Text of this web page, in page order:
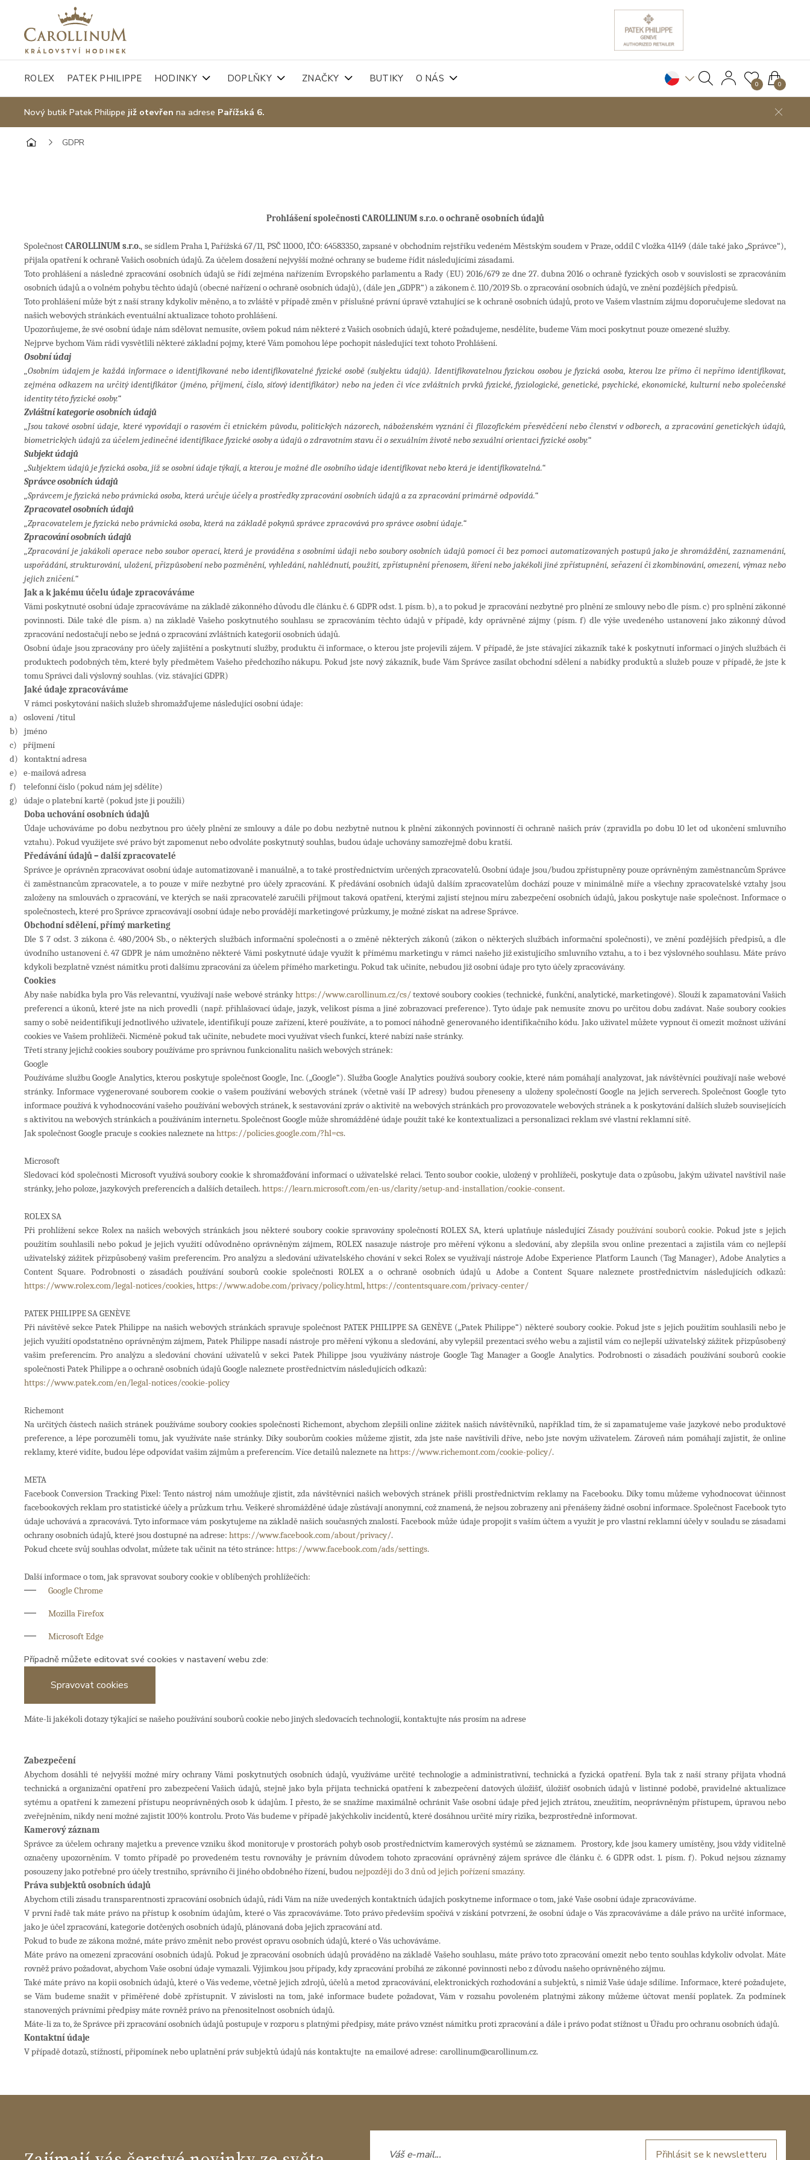
ROLEX PATEK PHILIPPE HODINKY DOPLŇKY ZNAČKY BUTIKY O NÁS 0 0
Nový butik Patek Philippe již otevřen na adrese Pařížská 6.
GDPR
Prohlášení společnostiCAROLLINUM s.r.o.o ochraně osobních údajů
SpolečnostCAROLLINUM s.r.o., se sídlemPraha 1, Pařížská 67/11, PSČ 11000, IČO:64583350, zapsané v obchodním rejstříku vedeném Městským soudem v Praze, oddíl C vložka41149 (dále také jako „Správce“),
přijala opatření k ochraně Vašich osobních údajů. Za účelem dosažení nejvyšší možné ochrany se budeme řídit následujícími zásadami.
Toto prohlášení a následné zpracování osobních údajů se řídí zejména nařízením Evropského parlamentu a Rady (EU) 2016/679 ze dne 27. dubna 2016 o ochraně fyzických osob v souvislosti se zpracováním
osobních údajů a o volném pohybu těchto údajů (obecné nařízení o ochraně osobních údajů), (dále jen „GDPR“) a zákonem č. 110/2019 Sb. o zpracování osobních údajů, ve znění pozdějších předpisů.
Toto prohlášení může být z naší strany kdykoliv měněno, a to zvláště v případě změn v příslušné právní úpravě vztahující se k ochraně osobních údajů, proto ve Vašem vlastním zájmu doporučujeme sledovat na
našich webových stránkách eventuální aktualizace tohoto prohlášení.
Upozorňujeme, že své osobní údaje nám sdělovat nemusíte, ovšem pokud nám některé z Vašich osobních údajů, které požadujeme, nesdělíte, budeme Vám moci poskytnut pouze omezené služby.
Nejprve bychom Vám rádi vysvětlili některé základní pojmy, které Vám pomohou lépe pochopit následující text tohoto Prohlášení.
Osobní údaj
„Osobním údajem je každá informace o identifikované nebo identifikovatelné fyzické osobě (subjektu údajů). Identifikovatelnou fyzickou osobou je fyzická osoba, kterou lze přímo či nepřímo identifikovat,
zejména odkazem na určitý identifikátor (jméno, příjmení, číslo, síťový identifikátor) nebo na jeden či více zvláštních prvků fyzické, fyziologické, genetické, psychické, ekonomické, kulturní nebo společenské
identity této fyzické osoby.“
Zvláštní kategorie osobních údajů
„Jsou takové osobní údaje, které vypovídají o rasovém či etnickém původu, politických názorech, náboženském vyznání či filozofickém přesvědčení nebo členství v odborech, a zpracování genetických údajů,
biometrických údajů za účelem jedinečné identifikace fyzické osoby a údajů o zdravotním stavu či o sexuálním životě nebo sexuální orientaci fyzické osoby.“
Subjekt údajů
„Subjektem údajů je fyzická osoba, jíž se osobní údaje týkají, a kterou je možné dle osobního údaje identifikovat nebo která je identifikovatelná.“
Správce osobních údajů
„Správcem je fyzická nebo právnická osoba, která určuje účely a prostředky zpracování osobních údajů a za zpracování primárně odpovídá.“
Zpracovatel osobních údajů
„Zpracovatelem je fyzická nebo právnická osoba, která na základě pokynů správce zpracovává pro správce osobní údaje.“
Zpracování osobních údajů
„Zpracování je jakákoli operace nebo soubor operací, která je prováděna s osobními údaji nebo soubory osobních údajů pomocí či bez pomoci automatizovaných postupů jako je shromáždění, zaznamenání,
uspořádání, strukturování, uložení, přizpůsobení nebo pozměnění, vyhledání, nahlédnutí, použití, zpřístupnění přenosem, šíření nebo jakékoli jiné zpřístupnění, seřazení či zkombinování, omezení, výmaz nebo
jejich zničení.“
Jak a k jakému účelu údaje zpracováváme
Vámi poskytnuté osobní údaje zpracováváme na základě zákonného důvodu dle článku č. 6 GDPR odst. 1. písm. b), a to pokud je zpracování nezbytné pro plnění ze smlouvy nebo dle písm. c) pro splnění zákonné
povinnosti. Dále také dle písm. a) na základě Vašeho poskytnutého souhlasu se zpracováním těchto údajů v případě, kdy oprávněné zájmy (písm. f) dle výše uvedeného ustanovení jako zákonný důvod
zpracování nedostačují nebo se jedná o zpracování zvláštních kategorií osobních údajů.
Osobní údaje jsou zpracovány pro účely zajištění a poskytnutí služby, produktu či informace, o kterou jste projevili zájem. V případě, že jste stávající zákazník také k poskytnutí informací o jiných službách či
produktech podobných těm, které byly předmětem Vašeho předchozího nákupu. Pokud jste nový zákazník, bude Vám Správce zasílat obchodní sdělení a nabídky produktů a služeb pouze v případě, že jste k
tomu Správci dali výslovný souhlas. (viz. stávající GDPR)
Jaké údaje zpracováváme
V rámci poskytování našich služeb shromažďujeme následující osobní údaje:
a)
oslovení /titul
b)
jméno
c)
příjmení
d)
kontaktní adresa
e)
e-mailová adresa
f)
telefonní číslo (pokud nám jej sdělíte)
g)
údaje o platební kartě (pokud jste ji použili)
Doba uchování osobních údajů
Údaje uchováváme po dobu nezbytnou pro účely plnění ze smlouvy a dále po dobu nezbytně nutnou k plnění zákonných povinností či ochraně našich práv (zpravidla po dobu 10 let od ukončení smluvního
vztahu). Pokud využijete své právo být zapomenut nebo odvoláte poskytnutý souhlas, budou údaje uchovány samozřejmě dobu kratší.
Předávání údajů – další zpracovatelé
Správce je oprávněn zpracovávat osobní údaje automatizovaně i manuálně, a to také prostřednictvím určených zpracovatelů. Osobní údaje jsou/budou zpřístupněny pouze oprávněným zaměstnancům Správce
či zaměstnancům zpracovatele, a to pouze v míře nezbytné pro účely zpracování. K předávání osobních údajů dalším zpracovatelům dochází pouze v minimálně míře a všechny zpracovatelské vztahy jsou
založeny na smlouvách o zpracování, ve kterých se naši zpracovatelé zaručili přijmout taková opatření, kterými zajistí stejnou míru zabezpečení osobních údajů, jakou poskytuje naše společnost.Informace o
společnostech, které pro Správce zpracovávají osobní údaje nebo provádějí marketingové průzkumy,je možné získat na adrese Správce.
Obchodní sdělení, přímý marketing
Dle § 7 odst. 3 zákona č. 480/2004 Sb., o některých službách informační společnosti a o změně některých zákonů (zákon o některých službách informační společnosti), ve znění pozdějších předpisů, a dle
úvodního ustanovení č. 47 GDPR je nám umožněno některé Vámi poskytnuté údaje využít k přímému marketingu v rámci našeho již existujícího smluvního vztahu, a to i bez výslovného souhlasu.Máte právo
kdykoli bezplatně vznést námitku proti dalšímu zpracování za účelem přímého marketingu. Pokud tak učiníte, nebudou již osobní údaje pro tyto účely zpracovávány.
Cookies
Aby naše nabídka byla pro Vás relevantní, využívají naše webové stránkyhttps://www.carollinum.cz/cs/textové soubory cookies (technické, funkční, analytické, marketingové). Slouží k zapamatování Vašich
preferencí a úkonů, které jste na nich provedli (např. přihlašovací údaje, jazyk, velikost písma a jiné zobrazovací preference). Tyto údaje pak nemusíte znovu po určitou dobu zadávat. Naše soubory cookies
samy o sobě neidentifikují jednotlivého uživatele, identifikují pouze zařízení, které používáte, a to pomocí náhodně generovaného identifikačního kódu. Jako uživatel můžete vypnout či omezit možnost užívání
cookies ve Vašem prohlížeči. Nicméně pokud tak učiníte, nebudete moci využívat všech funkcí, které nabízí naše stránky.
Třetí strany jejichž cookies soubory používáme pro správnou funkcionalitu našich webových stránek:
Google
Používáme službu Google Analytics, kterou poskytuje společnost Google, Inc. („Google“). Služba Google Analytics používá soubory cookie, které nám pomáhají analyzovat, jak návštěvníci používají naše webové
stránky. Informace vygenerované souborem cookie o vašem používání webových stránek (včetně vaší IP adresy) budou přeneseny a uloženy společností Google na jejich serverech. Společnost Google tyto
informace používá k vyhodnocování vašeho používání webových stránek, k sestavování zpráv o aktivitě na webových stránkách pro provozovatele webových stránek a k poskytování dalších služeb souvisejících
s aktivitou na webových stránkách a používáním internetu. Společnost Google může shromážděné údaje použít také ke kontextualizaci a personalizaci reklam své vlastní reklamní sítě.
Jak společnost Google pracuje s cookies naleznete nahttps://policies.google.com/?hl=cs.
Microsoft
Sledovací kód společnosti Microsoft využívá soubory cookie k shromažďování informací o uživatelské relaci. Tento soubor cookie, uložený v prohlížeči, poskytuje data o způsobu, jakým uživatel navštívil naše
stránky, jeho poloze, jazykových preferencích a dalších detailech.https://learn.microsoft.com/en-us/clarity/setup-and-installation/cookie-consent.
ROLEX SA
Při prohlížení sekce Rolex na našich webových stránkách jsou některé soubory cookie spravovány společností ROLEX SA, která uplatňuje následující Zásady používání souborů cookie. Pokud jste s jejich
použitím souhlasili nebo pokud je jejich využití odůvodněno oprávněným zájmem, ROLEX nasazuje nástroje pro měření výkonu a sledování, aby zlepšila svou online prezentaci a zajistila vám co nejlepší
uživatelský zážitek přizpůsobený vašim preferencím. Pro analýzu a sledování uživatelského chování v sekci Rolex se využívají nástroje Adobe Experience Platform Launch (Tag Manager), Adobe Analytics a
Content Square. Podrobnosti o zásadách používání souborů cookie společnosti ROLEX a o ochraně osobních údajů u Adobe a Content Square naleznete prostřednictvím následujících odkazů:
https://www.rolex.com/legal-notices/cookies,https://www.adobe.com/privacy/policy.html,https://contentsquare.com/privacy-center/
PATEK PHILIPPE SA GENÈVE
Při návštěvě sekce Patek Philippe na našich webových stránkách spravuje společnost PATEK PHILIPPE SA GENÈVE („Patek Philippe“) některé soubory cookie. Pokud jste s jejich použitím souhlasili nebo je
jejich využití opodstatněno oprávněným zájmem, Patek Philippe nasadí nástroje pro měření výkonu a sledování, aby vylepšil prezentaci svého webu a zajistil vám co nejlepší uživatelský zážitek přizpůsobený
vašim preferencím. Pro analýzu a sledování chování uživatelů v sekci Patek Philippe jsou využívány nástroje Google Tag Manager a Google Analytics. Podrobnosti o zásadách používání souborů cookie
společnosti Patek Philippe a o ochraně osobních údajů Google naleznete prostřednictvím následujících odkazů:
https://www.patek.com/en/legal-notices/cookie-policy
Richemont
Na určitých částech našich stránek používáme soubory cookies společnosti Richemont, abychom zlepšili online zážitek našich návštěvníků, například tím, že si zapamatujeme vaše jazykové nebo produktové
preference, a lépe porozuměli tomu, jak využíváte naše stránky. Díky souborům cookies můžeme zjistit, zda jste naše navštívili dříve, nebo jste novým uživatelem. Zároveň nám pomáhají zajistit, že online
reklamy, které vidíte, budou lépe odpovídat vašim zájmům a preferencím. Více detailů naleznete nahttps://www.richemont.com/cookie-policy/.
META
Facebook Conversion Tracking Pixel: Tento nástroj nám umožňuje zjistit, zda návštěvníci našich webových stránek přišli prostřednictvím reklamy na Facebooku. Díky tomu můžeme vyhodnocovat účinnost
facebookových reklam pro statistické účely a průzkum trhu. Veškeré shromážděné údaje zůstávají anonymní, což znamená, že nejsou zobrazeny ani přenášeny žádné osobní informace. Společnost Facebook tyto
údaje uchovává a zpracovává. Tyto informace vám poskytujeme na základě našich současných znalostí. Facebook může údaje propojit s vaším účtem a využít je pro vlastní reklamní účely v souladu se zásadami
ochrany osobních údajů, které jsou dostupné na adrese: https://www.facebook.com/about/privacy/.
Pokud chcete svůj souhlas odvolat, můžete tak učinit na této stránce: https://www.facebook.com/ads/settings.
Další informace o tom, jak spravovat soubory cookie v oblíbených prohlížečích:
Google Chrome
Mozilla Firefox
Microsoft Edge
Případně můžete editovat své cookies v nastavení webu zde:
Spravovat cookies
Máte-li jakékoli dotazy týkající se našeho používání souborů cookie nebo jiných sledovacích technologií, kontaktujte nás prosím na adrese
Zabezpečení
Abychom dosáhli té nejvyšší možné míry ochrany Vámi poskytnutých osobních údajů, využíváme určité technologie a administrativní, technická a fyzická opatření. Byla tak z naší strany přijata vhodná
technická a organizační opatření pro zabezpečení Vašich údajů, stejně jako byla přijata technická opatření k zabezpečení datových úložišť, úložišť osobních údajů v listinné podobě, pravidelné aktualizace
sytému a opatření k zamezení přístupu neoprávněných osob k údajům. I přesto, že se snažíme maximálně ochránit Vaše osobní údaje před jejich ztrátou, zneužitím, neoprávněným přístupem, úpravou nebo
zveřejněním, nikdy není možné zajistit 100% kontrolu. Proto Vás budeme v případě jakýchkoliv incidentů, které dosáhnou určité míry rizika, bezprostředně informovat.
Kamerový záznam
Správce za účelem ochrany majetku a prevence vzniku škod monitoruje v prostorách pohyb osob prostřednictvím kamerových systémů se záznamem. Prostory, kde jsou kamery umístěny, jsou vždy viditelně
označeny upozorněním. V tomto případě po provedeném testu rovnováhy je právním důvodem tohoto zpracování oprávněný zájem správce dle článku č. 6 GDPR odst. 1. písm. f). Pokud nejsou záznamy
posouzeny jako potřebné pro účely trestního, správního či jiného obdobného řízení, budounejpozději do 3 dnů od jejich pořízení smazány.
Práva subjektů osobních údajů
Abychom ctili zásadu transparentnosti zpracování osobních údajů, rádi Vám na níže uvedených kontaktních údajích poskytneme informace o tom, jaké Vaše osobní údaje zpracováváme.
V první řadě tak máte právo na přístup k osobním údajům, které o Vás zpracováváme. Toto právo především spočívá v získání potvrzení, že osobní údaje o Vás zpracováváme a dále právo na určité informace,
jako je účel zpracování, kategorie dotčených osobních údajů, plánovaná doba jejich zpracování atd.
Pokud to bude ze zákona možné, máte právo změnit nebo provést opravu osobních údajů, které o Vás uchováváme.
Máte právo na omezení zpracování osobních údajů.Pokud je zpracování osobních údajů prováděno na základě Vašeho souhlasu, máte právo toto zpracování omezit nebo tento souhlas kdykoliv odvolat. Máte
rovněž právo požadovat, abychom Vaše osobní údaje vymazali. Výjimkou jsou případy, kdy zpracování probíhá ze zákonné povinnosti nebo z důvodu našeho oprávněného zájmu.
Také máte právo na kopii osobních údajů, které o Vás vedeme, včetně jejich zdrojů, účelů a metod zpracovávání, elektronických rozhodování a subjektů, s nimiž Vaše údaje sdílíme. Informace, které požadujete,
se Vám budeme snažit v přiměřené době zpřístupnit. V závislosti na tom, jaké informace budete požadovat, Vám v rozsahu povoleném platnými zákony můžeme účtovat menší poplatek. Za podmínek
stanovených právními předpisy máte rovněž právona přenositelnost osobních údajů.
Máte-li za to, že Správce při zpracování osobních údajů postupuje v rozporu splatnými předpisy, máte právo vznést námitku proti zpracování a dále i právo podat stížnost u Úřadu pro ochranu osobních údajů.
Kontaktní údaje
V případě dotazů, stížností, připomínek nebo uplatnění práv subjektů údajů nás kontaktujte na emailové adrese: carollinum@carollinum.cz.
Přihlásit se k newsletteru